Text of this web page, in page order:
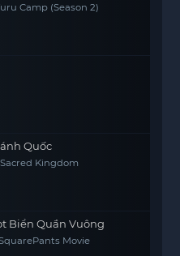
Camp (Season 2)
Quốc
Kingdom
Biển Quần Vuông
Movie